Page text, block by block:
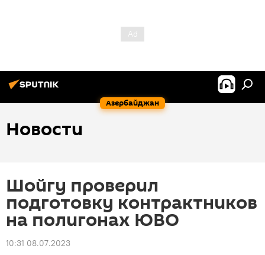
Азербайджан
Новости
Шойгу проверил
подготовку контрактников
на полигонах ЮВО
10:31 08.07.2023